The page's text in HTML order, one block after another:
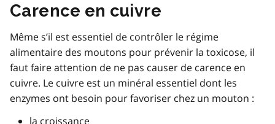
Carence en cuivre
Même s’il est essentiel de contrôler le régime
alimentaire des moutons pour prévenir la toxicose, il
faut faire attention de ne pas causer de carence en
cuivre. Le cuivre est un minéral essentiel dont les
enzymes ont besoin pour favoriser chez un mouton :
la croissance